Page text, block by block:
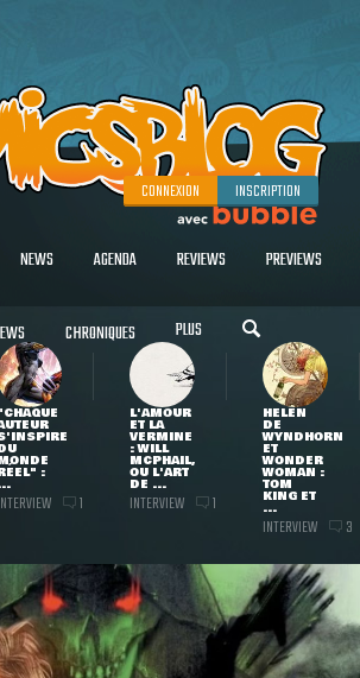
CONNEXION INSCRIPTION
NEWS AGENDA REVIEWS PREVIEWS
CHRONIQUES PLUS
:
1
L'AMOUR
ET LA
VERMINE
: WILL
MCPHAIL,
OU L'ART
DE ...
INTERVIEW 1
HELEN
DE
WYNDHORN
ET
WONDER
WOMAN :
TOM
KING ET
...
INTERVIEW 3